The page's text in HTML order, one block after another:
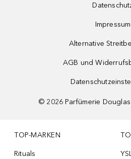
Impressum
Alternative
AGB und
© 2026 Parfümerie
TOP-MARKEN
Rituals